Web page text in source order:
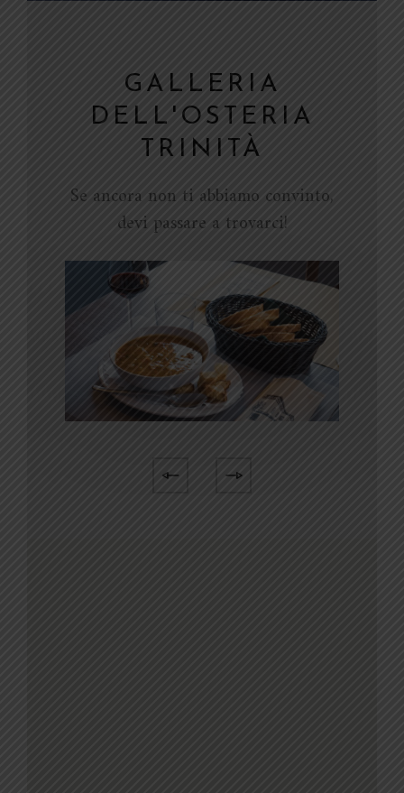
GALLERIA
DELL'OSTERIA
TRINITÀ
Se ancora non ti abbiamo convinto,
devi passare a trovarci!